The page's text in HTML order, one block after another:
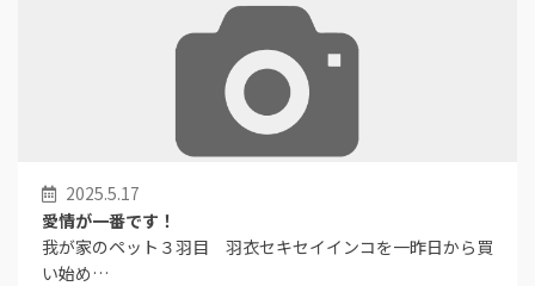
2025.5.17
愛情が一番です！
我が家のペット３羽目 羽衣セキセイインコを一昨日から買
い始め…